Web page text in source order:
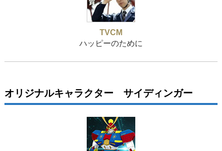
TVCM
ハッピーのために
オリジナルキャラクター サイディンガー